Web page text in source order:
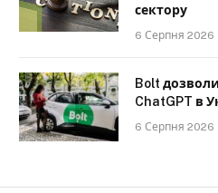
сектору
6 Серпня 2026
Bolt
ChatGPT в
6 Серпня 2026